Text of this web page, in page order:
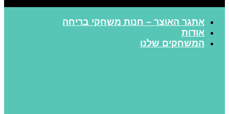
אתגר האוצר – חנות משחקי בריחה
אודות
המשחקים שלנו